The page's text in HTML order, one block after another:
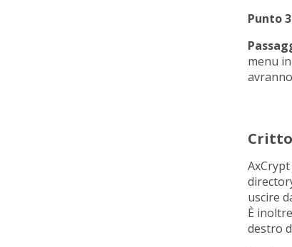
Punto
menu
avranno
uscire
È
destro